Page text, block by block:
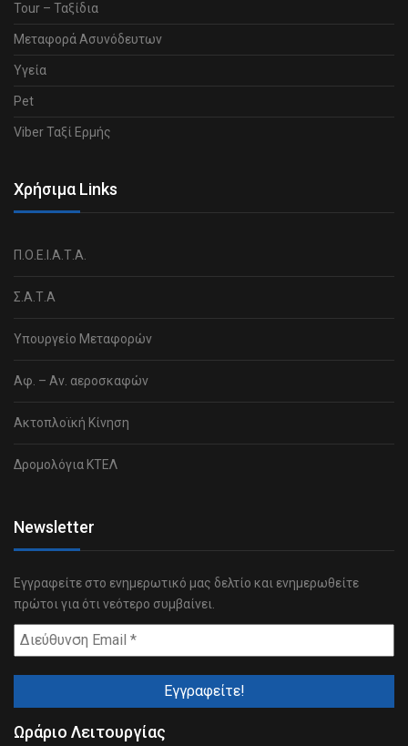
Tour – Ταξίδια
Μεταφορά Ασυνόδευτων
Υγεία
Pet
Viber Ταξί Ερμής
Χρήσιμα Links
Π.Ο.Ε.Ι.Α.Τ.Α.
Σ.Α.Τ.Α
Υπουργείο Μεταφορών
Αφ. – Αν. αεροσκαφών
Ακτοπλοϊκή Κίνηση
Δρομολόγια ΚΤΕΛ
Newsletter
Εγγραφείτε στο ενημερωτικό μας δελτίο και ενημερωθείτε
πρώτοι για ότι νεότερο συμβαίνει.
Ωράριο Λειτουργίας